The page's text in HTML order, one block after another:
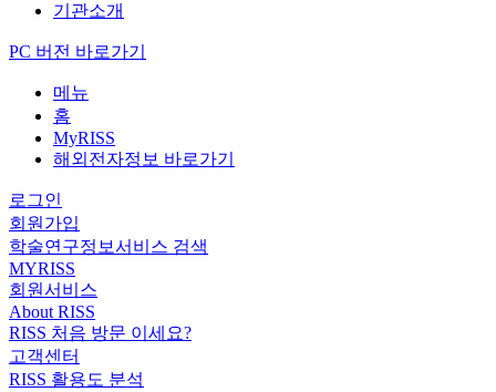
기관소개
PC 버전 바로가기
메뉴
홈
MyRISS
해외전자정보 바로가기
로그인
회원가입
학술연구정보서비스 검색
MYRISS
회원서비스
About RISS
RISS 처음 방문 이세요?
고객센터
RISS 활용도 분석